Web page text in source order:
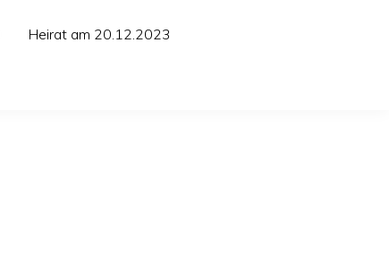
Heirat am 20.12.2023